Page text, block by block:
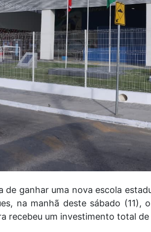
de ganhar uma nova escola
na manhã deste sábado (11),
recebeu um investimento total